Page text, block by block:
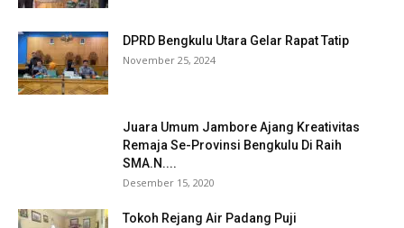
DPRD Bengkulu Utara Gelar Rapat Tatip
November 25, 2024
Juara Umum Jambore Ajang Kreativitas
Remaja Se-Provinsi Bengkulu Di Raih
SMA.N....
Desember 15, 2020
Tokoh Rejang Air Padang Puji